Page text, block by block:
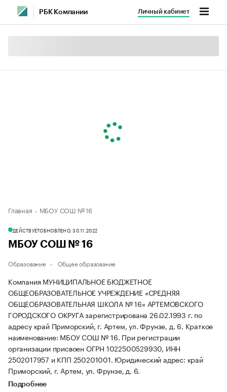
РБК Компании Личный кабинет
Главная МБОУ СОШ № 16
ДЕЙСТВУЕТОБНОВЛЕНО, 30.11.2022
МБОУ СОШ № 16
Образование Общее образование
Компания МУНИЦИПАЛЬНОЕ БЮДЖЕТНОЕ
ОБЩЕОБРАЗОВАТЕЛЬНОЕ УЧРЕЖДЕНИЕ «СРЕДНЯЯ
ОБЩЕОБРАЗОВАТЕЛЬНАЯ ШКОЛА № 16» АРТЕМОВСКОГО
ГОРОДСКОГО ОКРУГА зарегистрирована 26.02.1993 г. по
адресу край Приморский, г. Артем, ул. Фрунзе, д. 6. Краткое
наименование: МБОУ СОШ № 16. При регистрации
организации присвоен ОГРН 1022500529930, ИНН
2502017957 и КПП 250201001. Юридический адрес: край
Приморский, г. Артем, ул. Фрунзе, д. 6.
Подробнее